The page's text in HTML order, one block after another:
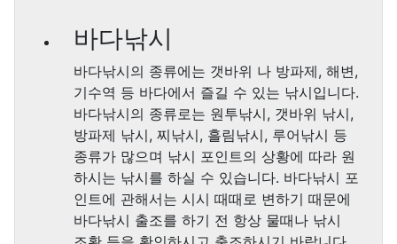
바다낚시
바다낚시의 종류에는 갯바위 나 방파제, 해변,
기수역 등 바다에서 즐길 수 있는 낚시입니다.
바다낚시의 종류로는 원투낚시, 갯바위 낚시,
방파제 낚시, 찌낚시, 흘림낚시, 루어낚시 등
종류가 많으며 낚시 포인트의 상황에 따라 원
하시는 낚시를 하실 수 있습니다. 바다낚시 포
인트에 관해서는 시시 때때로 변하기 때문에
바다낚시 출조를 하기 전 항상 물때나 낚시